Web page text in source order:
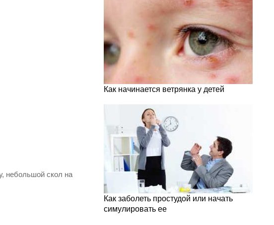
небольшой скол на
Как начинается ветрянка у детей
Как заболеть простудой или начать
симулировать ее